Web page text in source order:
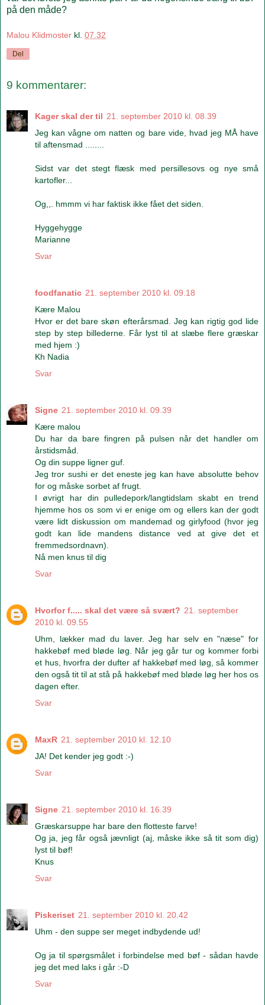
på den måde?
Malou Klidmoster kl. 07.32
Del
9 kommentarer:
Kager skal der til 21. september 2010 kl. 08.39
Jeg kan vågne om natten og bare vide, hvad jeg MÅ have
til aftensmad ........
Sidst var det stegt flæsk med persillesovs og nye små
kartofler...
Og,,. hmmm vi har faktisk ikke fået det siden.
Hyggehygge
Marianne
Svar
foodfanatic 21. september 2010 kl. 09.18
Kære Malou
Hvor er det bare skøn efterårsmad. Jeg kan rigtig god lide
step by step billederne. Får lyst til at slæbe flere græskar
med hjem :)
Kh Nadia
Svar
Signe 21. september 2010 kl. 09.39
Kære malou
Du har da bare fingren på pulsen når det handler om
årstidsmåd.
Og din suppe ligner guf.
Jeg tror sushi er det eneste jeg kan have absolutte behov
for og måske sorbet af frugt.
I øvrigt har din pulledepork/langtidslam skabt en trend
hjemme hos os som vi er enige om og ellers kan der godt
være lidt diskussion om mandemad og girlyfood (hvor jeg
godt kan lide mandens distance ved at give det et
fremmedsordnavn).
Nå men knus til dig
Svar
Hvorfor f..... skal det være så svært? 21. september
2010 kl. 09.55
Uhm, lækker mad du laver. Jeg har selv en "næse" for
hakkebøf med bløde løg. Når jeg går tur og kommer forbi
et hus, hvorfra der dufter af hakkebøf med løg, så kommer
den også tit til at stå på hakkebøf med bløde løg her hos os
dagen efter.
Svar
MaxR 21. september 2010 kl. 12.10
JA! Det kender jeg godt :-)
Svar
Signe 21. september 2010 kl. 16.39
Græskarsuppe har bare den flotteste farve!
Og ja, jeg får også jævnligt (aj, måske ikke så tit som dig)
lyst til bøf!
Knus
Svar
Piskeriset 21. september 2010 kl. 20.42
Uhm - den suppe ser meget indbydende ud!
Og ja til spørgsmålet i forbindelse med bøf - sådan havde
jeg det med laks i går :-D
Svar